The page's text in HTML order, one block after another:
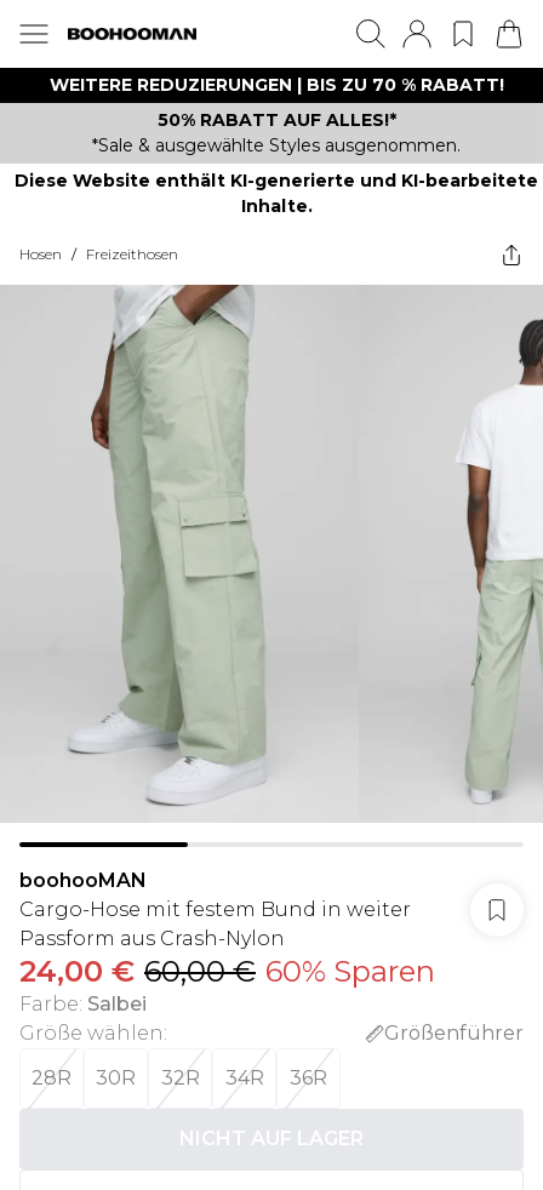
WEITERE REDUZIERUNGEN | BIS ZU 70 % RABATT!
50% RABATT AUF ALLES!*
*Sale & ausgewählte Styles ausgenommen.
Diese Website enthält KI-generierte und KI-bearbeitete
Inhalte.
Hosen / Freizeithosen
boohooMAN
Cargo-Hose mit festem Bund in weiter
Passform aus Crash-Nylon
24,00 € 60,00 € 60% Sparen
Farbe: Salbei
Größe wählen:
Größenführer
28R
30R 32R 34R 36R
NICHT AUF LAGER